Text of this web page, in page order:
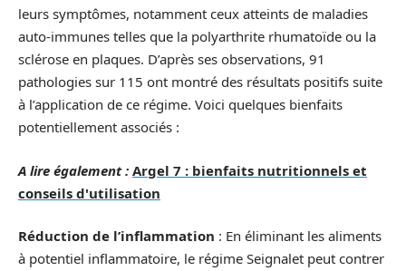
leurs symptômes, notamment ceux atteints de maladies
auto-immunes telles que la polyarthrite rhumatoïde ou la
sclérose en plaques. D’après ses observations, 91
pathologies sur 115 ont montré des résultats positifs suite
à l’application de ce régime. Voici quelques bienfaits
potentiellement associés :
A lire également : Argel 7 : bienfaits nutritionnels et
conseils d'utilisation
Réduction de l’inflammation : En éliminant les aliments
à potentiel inflammatoire, le régime Seignalet peut contrer